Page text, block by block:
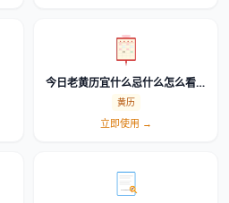
今日老黄历宜什么忌什么怎么看详
细解读
黄历
立即使用 →